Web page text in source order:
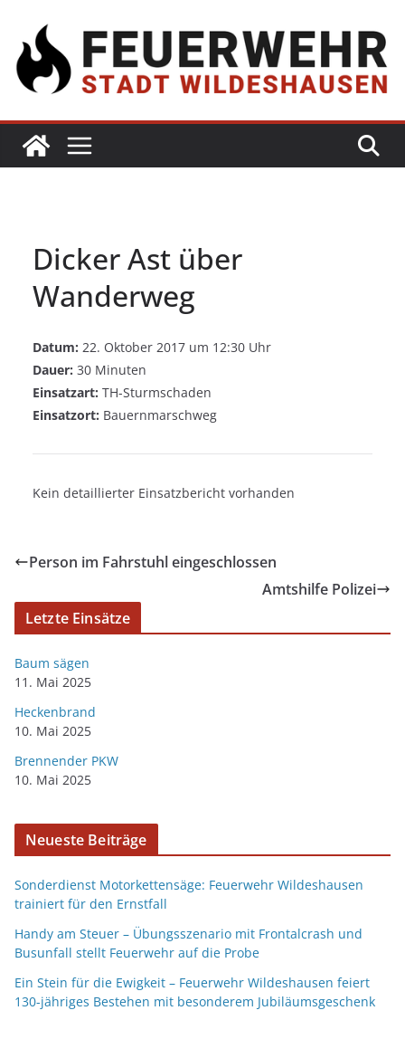
Dicker Ast über
Wanderweg
Datum: 22. Oktober 2017 um 12:30 Uhr
Dauer: 30 Minuten
Einsatzart: TH-Sturmschaden
Einsatzort: Bauernmarschweg
Kein detaillierter Einsatzbericht vorhanden
Person im Fahrstuhl eingeschlossen
Amtshilfe Polizei
Letzte Einsätze
Baum sägen
11. Mai 2025
Heckenbrand
10. Mai 2025
Brennender PKW
10. Mai 2025
Neueste Beiträge
Sonderdienst Motorkettensäge: Feuerwehr Wildeshausen
trainiert für den Ernstfall
Handy am Steuer – Übungsszenario mit Frontalcrash und
Busunfall stellt Feuerwehr auf die Probe
Ein Stein für die Ewigkeit – Feuerwehr Wildeshausen feiert
130-jähriges Bestehen mit besonderem Jubiläumsgeschenk